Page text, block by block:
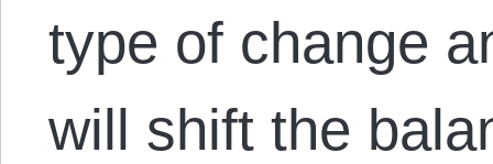
type of change
will shift the